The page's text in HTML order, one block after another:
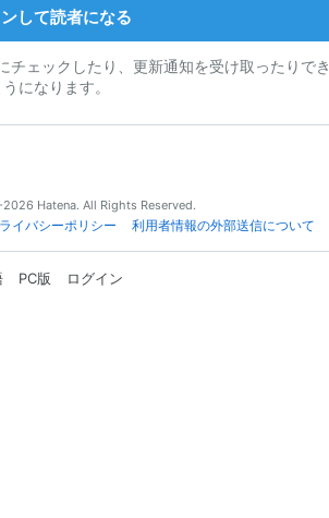
して読者になる
チェックしたり、更新通知を受け取ったりでき
になります。
Hatena. All Rights Reserved.
イバシーポリシー 利用者情報の外部送信について
PC版 ログイン